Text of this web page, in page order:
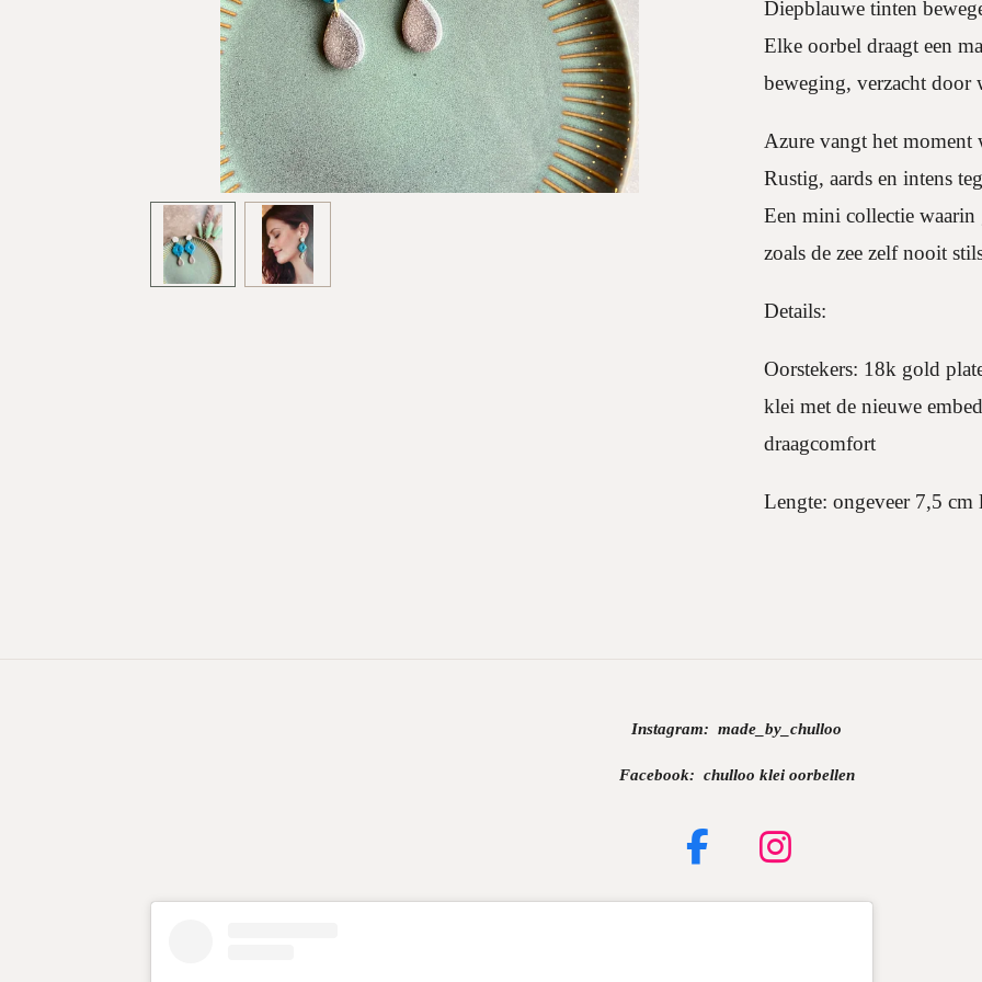
Diepblauwe tinten
Elke oorbel draagt een
beweging, verzacht door
Azure vangt het moment
Rustig, aards en intens
Een mini collectie
zoals de zee zelf nooit
Details:
Oorstekers: 18k gold
klei met de nieuwe
draagcomfort
Lengte: ongeveer 7,5 cm
Instagram: made_by_chulloo
Facebook: chulloo klei oorbellen
F
a
I
n